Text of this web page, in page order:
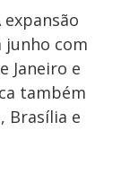
expansão
junho com
Janeiro e
também
Brasília e